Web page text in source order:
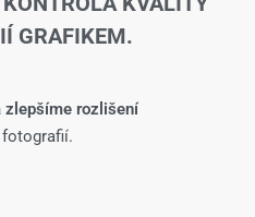
GRAFIKEM.
zlepšíme rozlišení
fotografií.